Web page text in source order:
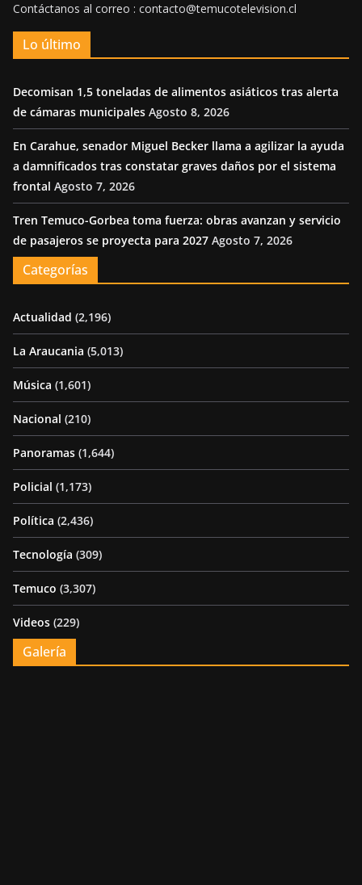
Contáctanos al correo : contacto@temucotelevision.cl
Lo último
Decomisan 1,5 toneladas de alimentos asiáticos tras alerta
de cámaras municipales Agosto 8, 2026
En Carahue, senador Miguel Becker llama a agilizar la ayuda
a damnificados tras constatar graves daños por el sistema
frontal Agosto 7, 2026
Tren Temuco-Gorbea toma fuerza: obras avanzan y servicio
de pasajeros se proyecta para 2027 Agosto 7, 2026
Categorías
Actualidad (2,196)
La Araucania (5,013)
Música (1,601)
Nacional (210)
Panoramas (1,644)
Policial (1,173)
Política (2,436)
Tecnología (309)
Temuco (3,307)
Videos (229)
Galería